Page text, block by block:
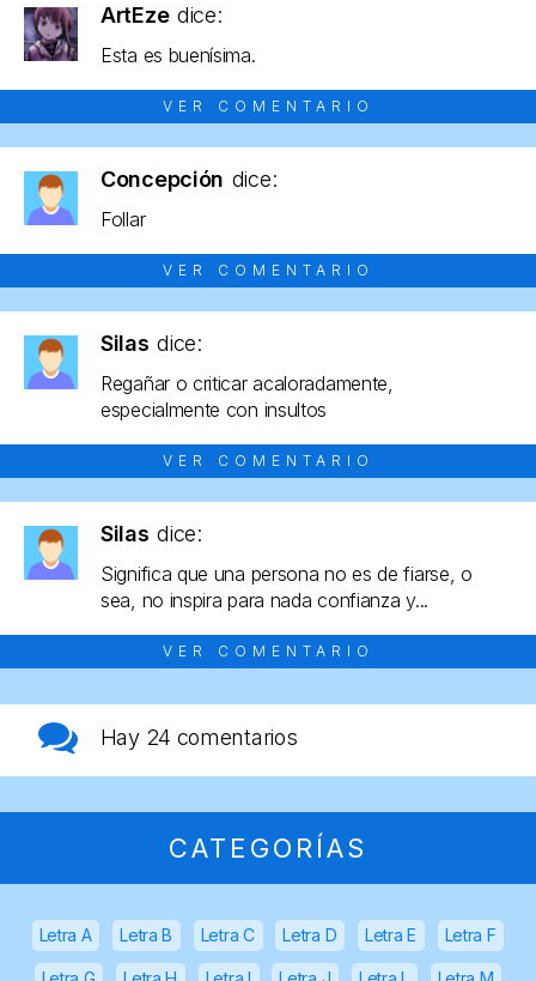
ArtEze dice:
Esta es buenísima.
VER COMENTARIO
Concepción dice:
Follar
VER COMENTARIO
Silas dice:
Regañar o criticar acaloradamente,
especialmente con insultos
VER COMENTARIO
Silas dice:
Significa que una persona no es de fiarse, o
sea, no inspira para nada confianza y...
VER COMENTARIO
Hay 24 comentarios
CATEGORÍAS
Letra A Letra B Letra C Letra D Letra E Letra F